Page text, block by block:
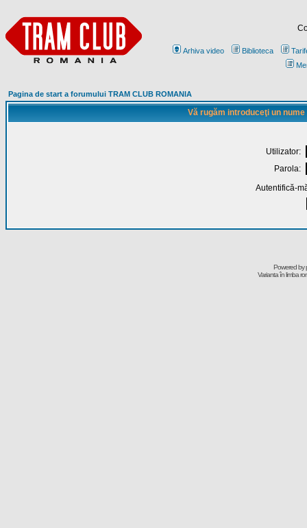
Arhiva video Biblioteca
Pagina de start a forumului TRAM CLUB ROMANIA
Vă rugăm introduceţi un
Utilizator:
Parola:
Autentifică-
Powered by
Varianta în limba